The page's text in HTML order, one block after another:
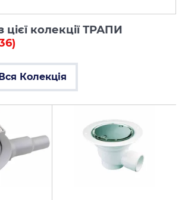
цієї колекції ТРАПИ
Вся Колекція